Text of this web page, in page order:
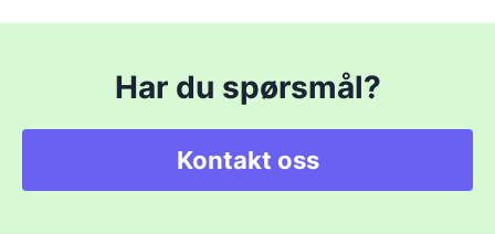
Har du spørsmål?
Kontakt oss